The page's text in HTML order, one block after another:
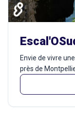
Envie de vivre
près de